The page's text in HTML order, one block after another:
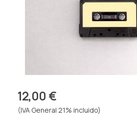
12,00 €
(IVA General 21% incluido)